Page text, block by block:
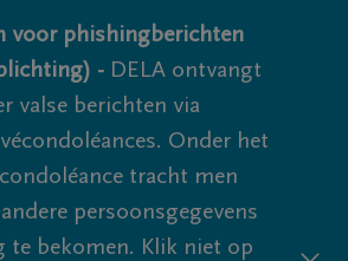
voor phishingberichten
- DELA ontvangt
valse berichten via
Onder het
tracht men
persoonsgegevens
te bekomen. Klik niet op